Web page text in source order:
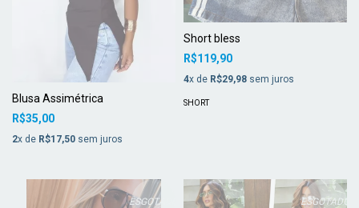
Blusa Assimétrica
R$35,00
2x de R$17,50 sem juros
Short bless
R$119,90
4x de R$29,98 sem juros
SHORT
ESGOTADO ESGOTADO